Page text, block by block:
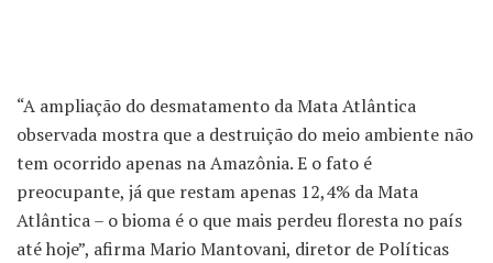
“A ampliação do desmatamento da Mata Atlântica
observada mostra que a destruição do meio ambiente não
tem ocorrido apenas na Amazônia. E o fato é
preocupante, já que restam apenas 12,4% da Mata
Atlântica – o bioma é o que mais perdeu floresta no país
até hoje”, afirma Mario Mantovani, diretor de Políticas